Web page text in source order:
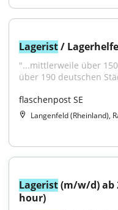
Lagerist /
"...mittlerweile über
über 190 deutschen
flaschenpost SE
Langenfeld (Rheinland),
Lagerist (m/w/d) ab
hour)